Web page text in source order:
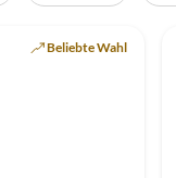
Top-Inserat
Beliebte Wahl